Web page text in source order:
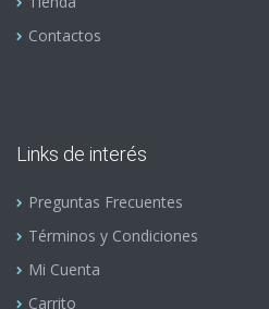
Contactos
Links de interés
Preguntas Frecuentes
Términos y Condiciones
Mi Cuenta
Carrito